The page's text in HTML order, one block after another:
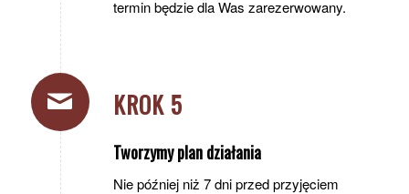
termin będzie dla Was zarezerwowany.
KROK 5
Tworzymy plan działania
Nie później niż 7 dni przed przyjęciem